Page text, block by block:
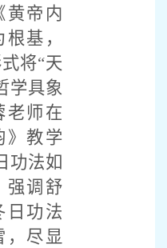
黄帝内
基，
将“天
学具象
老师在
》教学
功法如
强调舒
日功法
，尽显